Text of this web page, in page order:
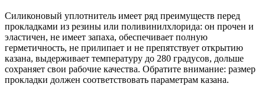
Силиконовый уплотнитель имеет ряд преимуществ перед
прокладками из резины или поливинилхлорида: он прочен и
эластичен, не имеет запаха, обеспечивает полную
герметичность, не прилипает и не препятствует открытию
казана, выдерживает температуру до 280 градусов, дольше
сохраняет свои рабочие качества. Обратите внимание: размер
прокладки должен соответствовать параметрам казана.